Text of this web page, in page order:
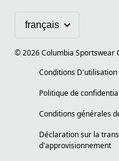
©2026Columbia Sportswear
Conditions D'utilisation
Politique de
Conditions générales
Déclaration sur la
d'approvisionnement